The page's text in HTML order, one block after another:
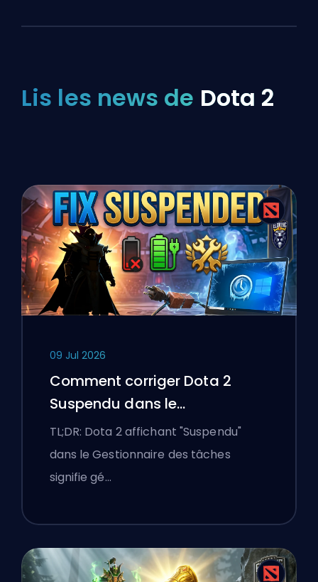
Lis les news de Dota 2
09 Jul 2026
Comment corriger Dota 2
Suspendu dans le
Gestionnaire des tâches sur
un ordinateur portable
Windows
TL;DR: Dota 2 affichant "Suspendu"
dans le Gestionnaire des tâches
signifie gé…